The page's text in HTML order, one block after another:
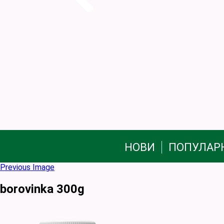
НОВИ
Previous Image
borovinka 300g